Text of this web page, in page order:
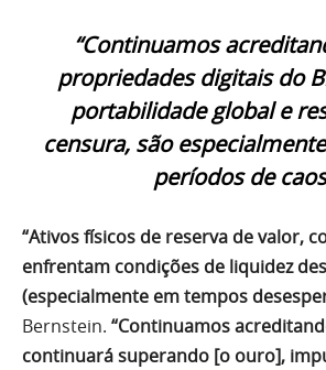
“Continuamos
propriedades digitais do
portabilidade global e
censura, são
períodos de
“Ativos físicos de reserva de valor,
enfrentam condições de liquidez
(especialmente em tempos
Bernstein. “Continuamos
continuará superando [o ouro],